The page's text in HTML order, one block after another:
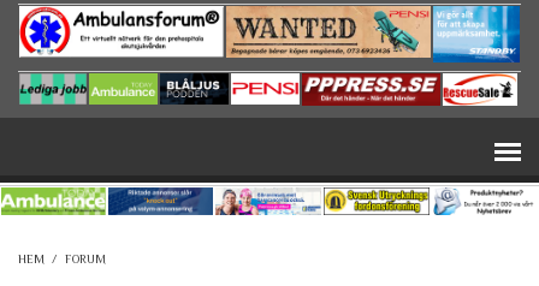
Hoppa till huvudinnehåll
HEM / FORUM